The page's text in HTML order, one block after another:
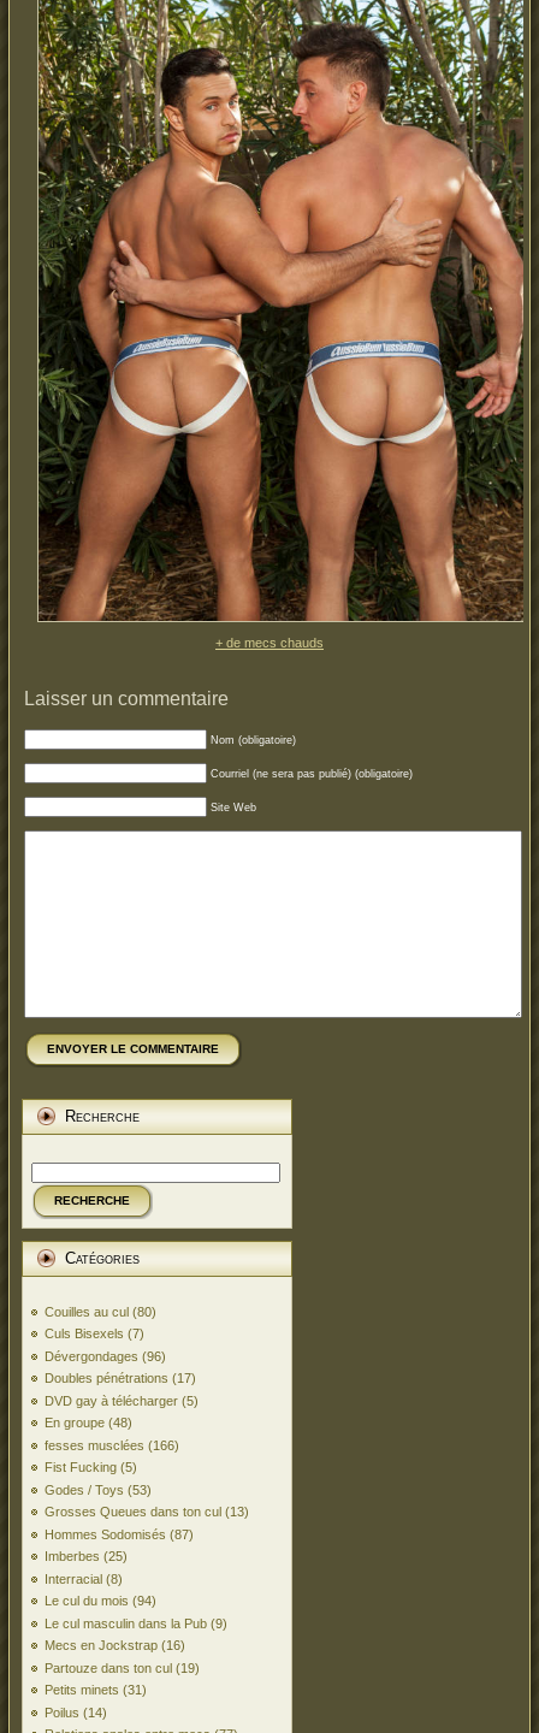
+ de mecs chauds
Laisser un commentaire
Nom (obligatoire)
Courriel (ne sera pas publié) (obligatoire)
Site Web
ENVOYER LE COMMENTAIRE
Recherche
RECHERCHE
Catégories
Couilles au cul (80)
Culs Bisexels (7)
Dévergondages (96)
Doubles pénétrations (17)
DVD gay à télécharger (5)
En groupe (48)
fesses musclées (166)
Fist Fucking (5)
Godes / Toys (53)
Grosses Queues dans ton cul (13)
Hommes Sodomisés (87)
Imberbes (25)
Interracial (8)
Le cul du mois (94)
Le cul masculin dans la Pub (9)
Mecs en Jockstrap (16)
Partouze dans ton cul (19)
Petits minets (31)
Poilus (14)